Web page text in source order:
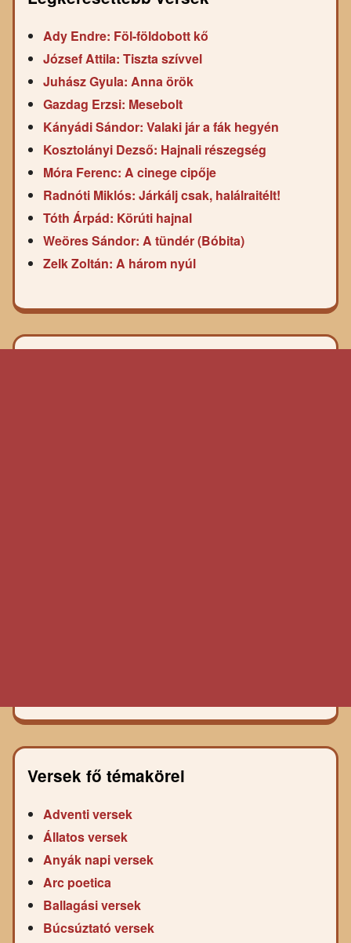
Ady Endre: Föl-földobott kő
József Attila: Tiszta szívvel
Juhász Gyula: Anna örök
Gazdag Erzsi: Mesebolt
Kányádi Sándor: Valaki jár a fák hegyén
Kosztolányi Dezső: Hajnali részegség
Móra Ferenc: A cinege cipője
Radnóti Miklós: Járkálj csak, halálraitélt!
Tóth Árpád: Körúti hajnal
Weöres Sándor: A tündér (Bóbita)
Zelk Zoltán: A három nyúl
Versek fő témakörei
Adventi versek
Állatos versek
Anyák napi versek
Arc poetica
Ballagási versek
Búcsúztató versek